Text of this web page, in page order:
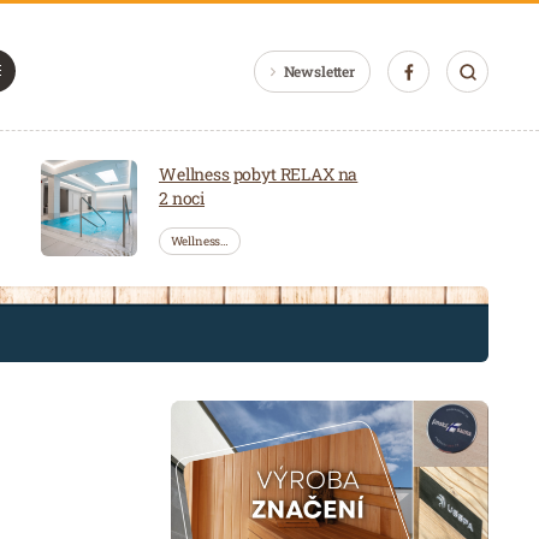
Newsletter
Wellness pobyt RELAX na
2 noci
Wellness…